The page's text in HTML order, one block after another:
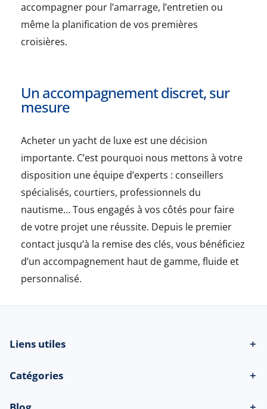
accompagner pour l’amarrage, l’entretien ou
même la planification de vos premières
croisières.
Un accompagnement discret, sur
mesure
Acheter un yacht de luxe est une décision
importante. C’est pourquoi nous mettons à votre
disposition une équipe d’experts : conseillers
spécialisés, courtiers, professionnels du
nautisme… Tous engagés à vos côtés pour faire
de votre projet une réussite. Depuis le premier
contact jusqu’à la remise des clés, vous bénéficiez
d’un accompagnement haut de gamme, fluide et
personnalisé.
Liens utiles ＋
Catégories ＋